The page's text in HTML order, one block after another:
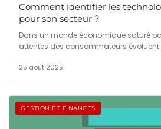
Comment identifier les
pour son secteur ?
Dans un monde économique saturé
attentes des consommateurs évoluent
25 août 2025
GESTION ET FINANCES